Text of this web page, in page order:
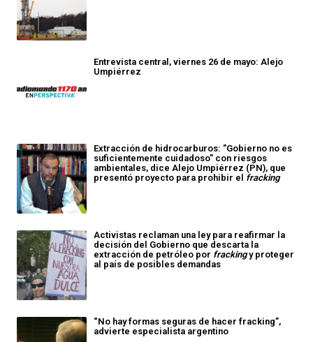
Entrevista central, viernes 26 de mayo: Alejo
Umpiérrez
Extracción de hidrocarburos: "Gobierno no es
suficientemente cuidadoso" con riesgos
ambientales, dice Alejo Umpiérrez (PN), que
presentó proyecto para prohibir el fracking
Activistas reclaman una ley para reafirmar la
decisión del Gobierno que descarta la
extracción de petróleo por frackingy proteger
al país de posibles demandas
“No hay formas seguras de hacer fracking”,
advierte especialista argentino